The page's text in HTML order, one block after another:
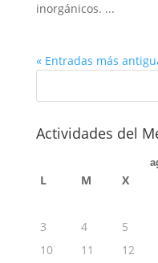
inorgánicos. ...
« Entradas más
Actividades del
L M X
3
4 5
10
11 12